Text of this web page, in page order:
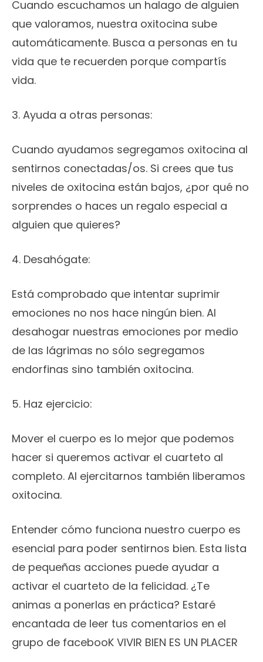
Cuando escuchamos un halago de alguien
que valoramos, nuestra oxitocina sube
automáticamente. Busca a personas en tu
vida que te recuerden porque compartís
vida.
3. Ayuda a otras personas:
Cuando ayudamos segregamos oxitocina al
sentirnos conectadas/os. Si crees que tus
niveles de oxitocina están bajos, ¿por qué no
sorprendes o haces un regalo especial a
alguien que quieres?
4. Desahógate:
Está comprobado que intentar suprimir
emociones no nos hace ningún bien. Al
desahogar nuestras emociones por medio
de las lágrimas no sólo segregamos
endorfinas sino también oxitocina.
5. Haz ejercicio:
Mover el cuerpo es lo mejor que podemos
hacer si queremos activar el cuarteto al
completo. Al ejercitarnos también liberamos
oxitocina.
Entender cómo funciona nuestro cuerpo es
esencial para poder sentirnos bien. Esta lista
de pequeñas acciones puede ayudar a
activar el cuarteto de la felicidad. ¿Te
animas a ponerlas en práctica? Estaré
encantada de leer tus comentarios en el
grupo de facebooK VIVIR BIEN ES UN PLACER